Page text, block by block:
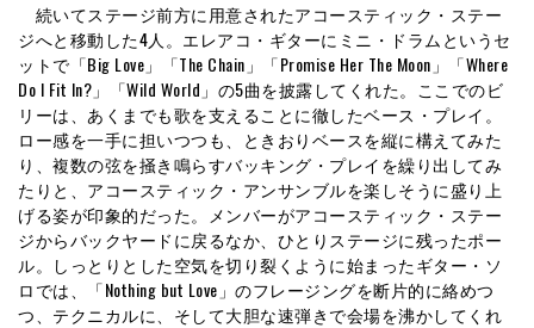
続いてステージ前方に用意されたアコースティック・ステー
ジへと移動した4人。エレアコ・ギターにミニ・ドラムというセ
ットで「Big Love」「The Chain」「Promise Her The Moon」「Where
Do I Fit In?」「Wild World」の5曲を披露してくれた。ここでのビ
リーは、あくまでも歌を支えることに徹したベース・プレイ。
ロー感を一手に担いつつも、ときおりベースを縦に構えてみた
り、複数の弦を掻き鳴らすバッキング・プレイを繰り出してみ
たりと、アコースティック・アンサンブルを楽しそうに盛り上
げる姿が印象的だった。メンバーがアコースティック・ステー
ジからバックヤードに戻るなか、ひとりステージに残ったポー
ル。しっとりとした空気を切り裂くように始まったギター・ソ
ロでは、「Nothing but Love」のフレージングを断片的に絡めつ
つ、テクニカルに、そして大胆な速弾きで会場を沸かしてくれ